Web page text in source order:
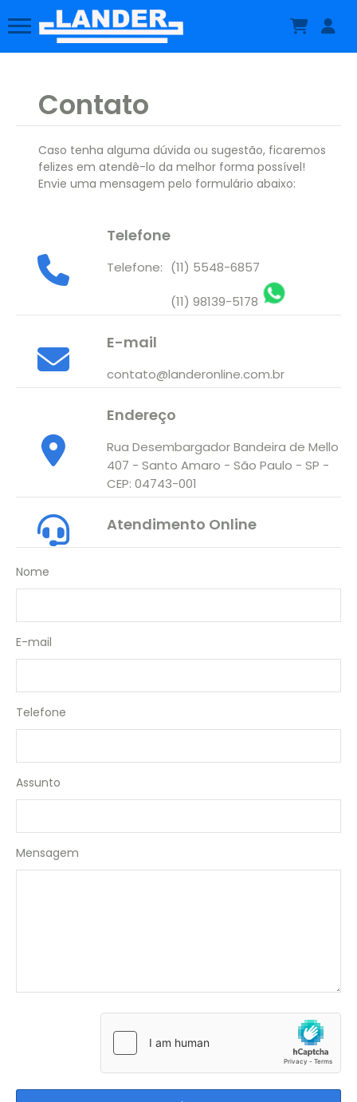
Contato
Caso tenha alguma dúvida ou sugestão, ficaremos
felizes em atendê-lo da melhor forma possível!
Envie uma mensagem pelo formulário abaixo:
Nome
E-mail
Telefone
Assunto
Mensagem
Telefone
Telefone: (11) 5548-6857
(11) 98139-5178
E-mail
contato@landeronline.com.br
Endereço
Rua Desembargador Bandeira de Mello
407 - Santo Amaro - São Paulo - SP -
CEP: 04743-001
Atendimento Online